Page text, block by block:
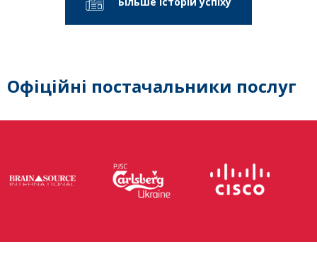
Офіційні постачальники послуг